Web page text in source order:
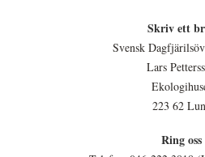
Skriv ett
Svensk
Lars
223 62
Ring oss